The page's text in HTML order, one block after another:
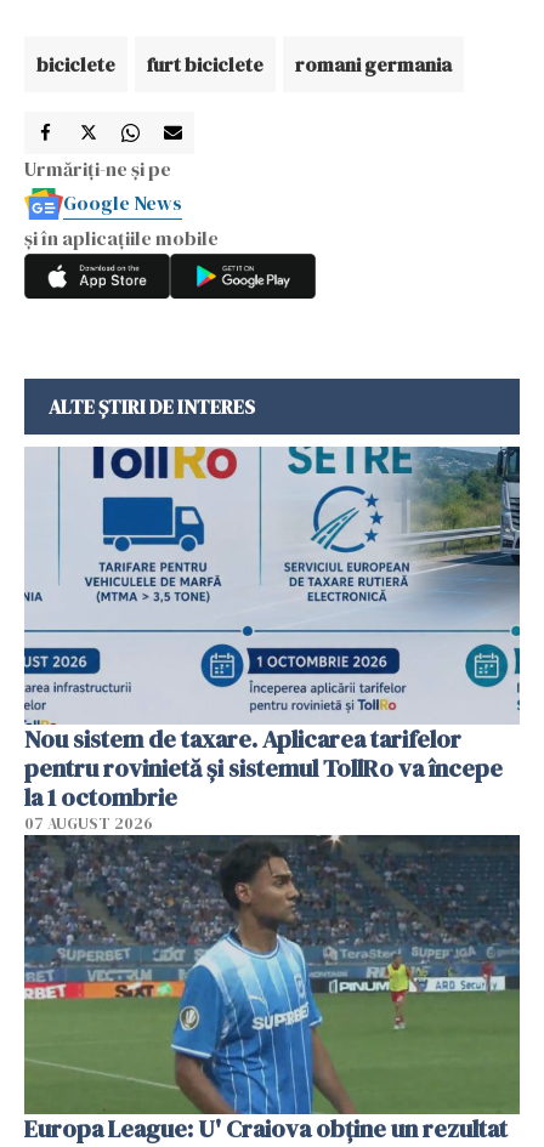
biciclete furt biciclete romani germania
Urmăriți-ne și pe
Google News
și în aplicațiile mobile
ALTE ȘTIRI DE INTERES
Nou sistem de taxare. Aplicarea tarifelor
pentru rovinietă şi sistemul TollRo va începe
la 1 octombrie
07 AUGUST 2026
Europa League: U' Craiova obține un rezultat